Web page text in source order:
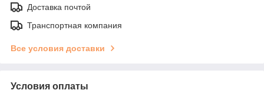
Доставка почтой
Транспортная компания
Все условия доставки
Условия оплаты